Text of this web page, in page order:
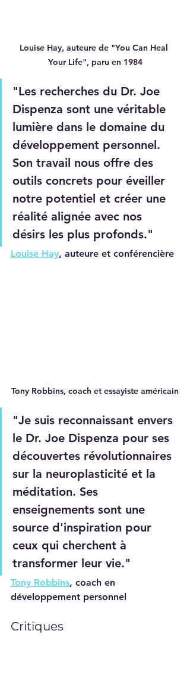
Louise Hay, auteure de "You Can Heal
Your Life", paru en 1984
"Les recherches du Dr. Joe
Dispenza sont une véritable
lumière dans le domaine du
développement personnel.
Son travail nous offre des
outils concrets pour éveiller
notre potentiel et créer une
réalité alignée avec nos
désirs les plus profonds."
Louise Hay, auteure et conférencière
Tony Robbins, coach et essayiste américain
"Je suis reconnaissant envers
le Dr. Joe Dispenza pour ses
découvertes révolutionnaires
sur la neuroplasticité et la
méditation. Ses
enseignements sont une
source d'inspiration pour
ceux qui cherchent à
transformer leur vie."
Tony Robbins, coach en
développement personnel
Critiques